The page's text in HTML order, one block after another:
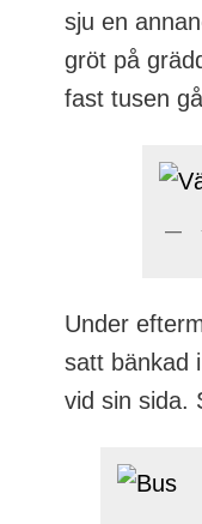
sju en
gröt på
fast tusen
Under
satt bänkad
vid sin sida.